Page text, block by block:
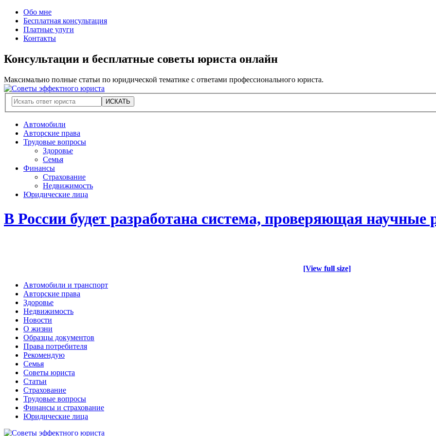
Обо мне
Бесплатная консультация
Платные улуги
Контакты
Консультации и бесплатные советы юриста онлайн
Максимально полные статьи по юридической тематике с ответами профессионального юриста.
Автомобили
Авторские права
Трудовые вопросы
Здоровье
Семья
Финансы
Страхование
Недвижимость
Юридические лица
В России будет разработана система, проверяющая научные
[View full size]
Автомобили и транспорт
Авторские права
Здоровье
Недвижимость
Новости
О жизни
Образцы документов
Права потребителя
Рекомендую
Семья
Советы юриста
Статьи
Страхование
Трудовые вопросы
Финансы и страхование
Юридические лица